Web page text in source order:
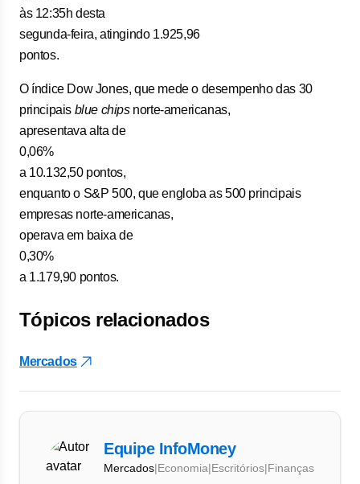
às 12:35h desta
segunda-feira, atingindo 1.925,96
pontos.
O índice Dow Jones, que mede o desempenho das 30
principais blue chipsnorte-americanas,
apresentava alta de
0,06%
a 10.132,50 pontos,
enquanto o S&P 500, que engloba as 500 principais
empresas norte-americanas,
operava em baixa de
0,30%
a 1.179,90 pontos.
Tópicos relacionados
Mercados
Equipe InfoMoney
Mercados|Economia|Escritórios|Finanças